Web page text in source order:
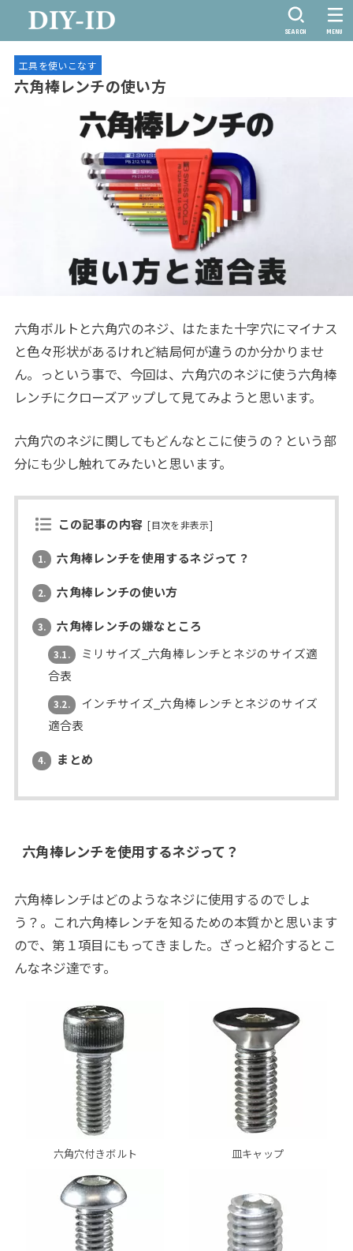
SEARCH MENU
工具を使いこなす
六角棒レンチの使い方
六角ボルトと六角穴のネジ、はたまた十字穴にマイナス
と色々形状があるけれど結局何が違うのか分かりませ
ん。っという事で、今回は、六角穴のネジに使う六角棒
レンチにクローズアップして見てみようと思います。
六角穴のネジに関してもどんなとこに使うの？という部
分にも少し触れてみたいと思います。
この記事の内容 [目次を非表示]
1. 六角棒レンチを使用するネジって？
2. 六角棒レンチの使い方
3. 六角棒レンチの嫌なところ
3.1.
ミリサイズ_六角棒レンチとネジのサイズ適
合表
3.2.
インチサイズ_六角棒レンチとネジのサイズ
適合表
4. まとめ
六角棒レンチを使用するネジって？
六角棒レンチはどのようなネジに使用するのでしょ
う？。これ六角棒レンチを知るための本質かと思います
ので、第１項目にもってきました。ざっと紹介するとこ
んなネジ達です。
六角穴付きボルト 皿キャップ